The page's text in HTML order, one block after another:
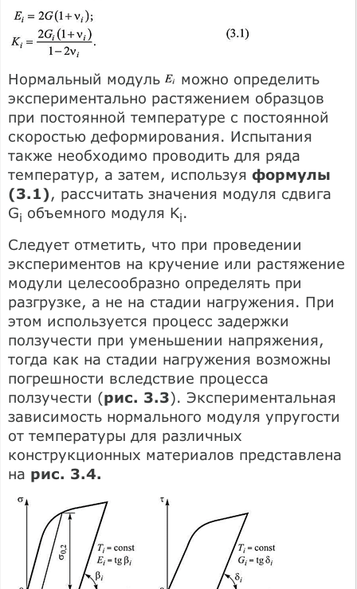
Нормальный модуль
можно определить
экспериментально растяжением образцов
при постоянной температуре с постоянной
скоростью деформирования. Испытания
также необходимо проводить для ряда
температур, а затем, используя формулы
(3.1), рассчитать значения модуля сдвига
Gi объемного модуля Ki.
Следует отметить, что при проведении
экспериментов на кручение или растяжение
модули целесообразно определять при
разгрузке, а не на стадии нагружения. При
этом используется процесс задержки
ползучести при уменьшении напряжения,
тогда как на стадии нагружения возможны
погрешности вследствие процесса
ползучести (рис. 3.3). Экспериментальная
зависимость нормального модуля упругости
от температуры для различных
конструкционных материалов представлена
на рис. 3.4.